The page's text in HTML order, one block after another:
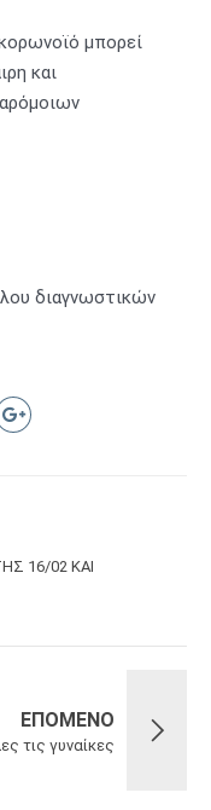
μπορεί
και
διαγνωστικών
16/02 ΚΑΙ
ΕΠΌΜΕΝΟ
τις γυναίκες